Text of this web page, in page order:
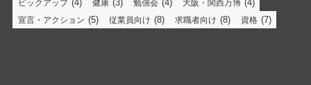
ピックアップ(4) 健康 (3) 勉強会 (4) 大阪・関西万博 (4)
宣言・アクション (5) 従業員向け (8) 求職者向け (8) 資格 (7)